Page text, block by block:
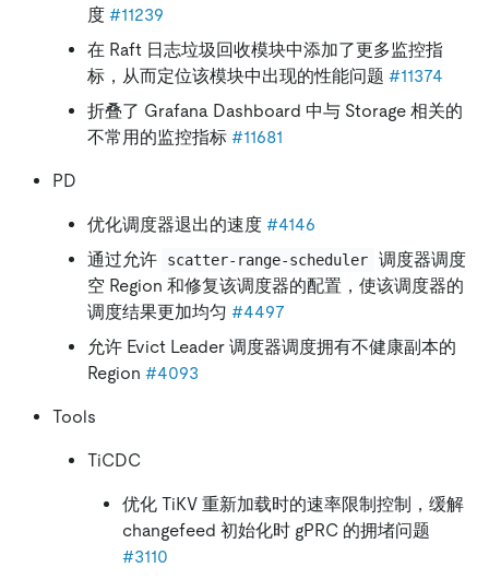
度 #11239
在 Raft 日志垃圾回收模块中添加了更多监控指
标，从而定位该模块中出现的性能问题 #11374
折叠了 Grafana Dashboard 中与 Storage 相关的
不常用的监控指标 #11681
PD
优化调度器退出的速度 #4146
通过允许
scatter-range-scheduler
调度器调度
空 Region 和修复该调度器的配置，使该调度器的
调度结果更加均匀 #4497
允许 Evict Leader 调度器调度拥有不健康副本的
Region #4093
Tools
TiCDC
优化 TiKV 重新加载时的速率限制控制，缓解
changefeed 初始化时 gPRC 的拥堵问题
#3110